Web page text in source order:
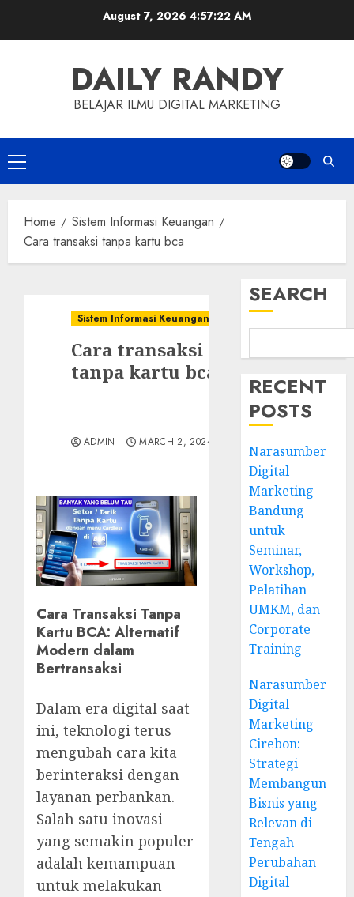
August 7, 2026 4:57:23 AM
DAILY RANDY
BELAJAR ILMU DIGITAL MARKETING
Primary
Menu
Home
Sistem Informasi Keuangan
Cara transaksi tanpa kartu bca
Sistem Informasi Keuangan
Cara transaksi
tanpa kartu bca
ADMIN MARCH 2, 2024
Cara Transaksi Tanpa
Kartu BCA: Alternatif
Modern dalam
Bertransaksi
Dalam era digital saat
ini, teknologi terus
mengubah cara kita
berinteraksi dengan
layanan perbankan.
Salah satu inovasi
yang semakin populer
adalah kemampuan
untuk melakukan
SEARCH
RECENT
POSTS
Narasumber
Digital
Marketing
Bandung
untuk
Seminar,
Workshop,
Pelatihan
UMKM, dan
Corporate
Training
Narasumber
Digital
Marketing
Cirebon:
Strategi
Membangun
Bisnis yang
Relevan di
Tengah
Perubahan
Digital